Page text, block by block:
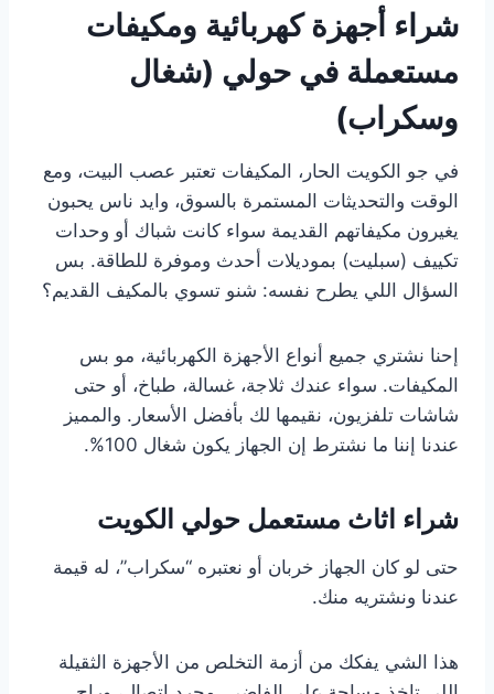
شراء أجهزة كهربائية ومكيفات
مستعملة في حولي (شغال
وسكراب)
في جو الكويت الحار، المكيفات تعتبر عصب البيت، ومع
الوقت والتحديثات المستمرة بالسوق، وايد ناس يحبون
يغيرون مكيفاتهم القديمة سواء كانت شباك أو وحدات
تكييف (سبليت) بموديلات أحدث وموفرة للطاقة. بس
السؤال اللي يطرح نفسه: شنو تسوي بالمكيف القديم؟
إحنا نشتري جميع أنواع الأجهزة الكهربائية، مو بس
المكيفات. سواء عندك ثلاجة، غسالة، طباخ، أو حتى
شاشات تلفزيون، نقيمها لك بأفضل الأسعار. والمميز
عندنا إننا ما نشترط إن الجهاز يكون شغال 100%.
شراء اثاث مستعمل حولي الكويت
حتى لو كان الجهاز خربان أو نعتبره “سكراب”، له قيمة
عندنا ونشتريه منك.
هذا الشي يفكك من أزمة التخلص من الأجهزة الثقيلة